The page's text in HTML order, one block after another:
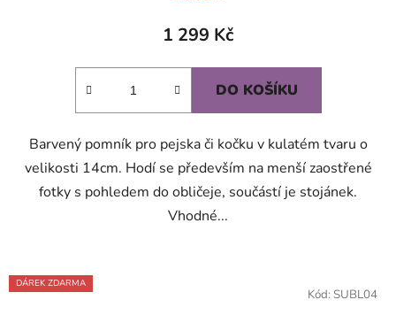
produktu
5,0
hvězdiček.
1 299 Kč
DO KOŠÍKU
Barvený pomník pro pejska či kočku v kulatém tvaru o
velikosti 14cm. Hodí se především na menší zaostřené
fotky s pohledem do obličeje, součástí je stojánek.
Vhodné...
DÁREK ZDARMA
Kód: SUBL04